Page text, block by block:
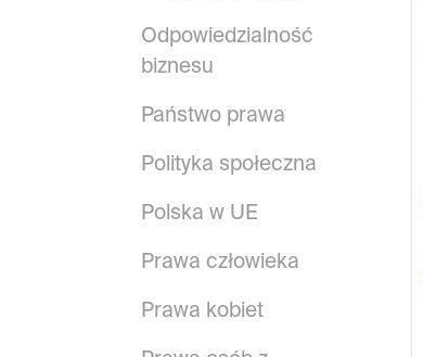
Odpowiedzialność
biznesu
Państwo prawa
Polityka społeczna
Polska w UE
Prawa człowieka
Prawa kobiet